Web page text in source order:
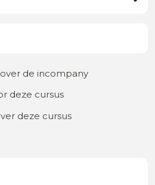
de incompany
deze cursus
deze cursus